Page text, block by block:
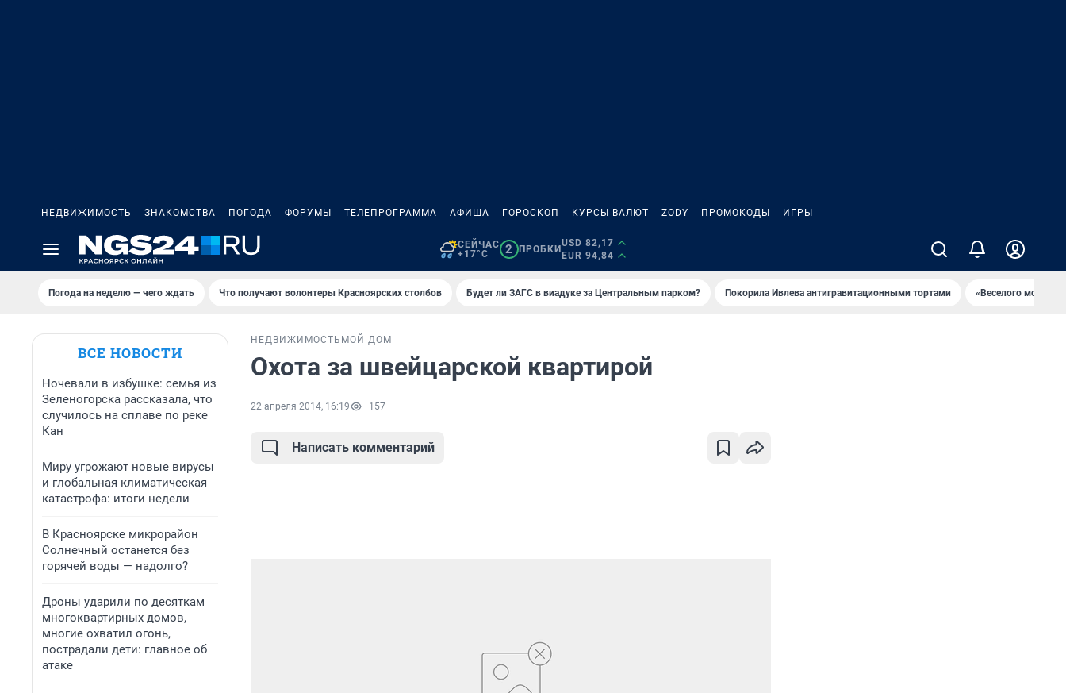
НЕДВИЖИМОСТЬ ЗНАКОМСТВА ПОГОДА ФОРУМЫ ТЕЛЕПРОГРАММА АФИША ГОРОСКОП КУРСЫ ВАЛЮТ ZODY ПРОМОКОДЫ ИГРЫ
СЕЙЧАС
+17°C
2 ПРОБКИ
USD 82,17
EUR 94,84
Погода на неделю — чего ждать Что получают волонтеры Красноярских столбов Будет ли ЗАГС в виадуке за Центральным парком? Покорила Ивлева антигравитационными тортами «Веселого
ВСЕ НОВОСТИ
Ночевали в избушке: семья из
Зеленогорска рассказала, что
случилось на сплаве по реке
Кан
Миру угрожают новые вирусы
и глобальная климатическая
катастрофа: итоги недели
В Красноярске микрорайон
Солнечный останется без
горячей воды — надолго?
Дроны ударили по десяткам
многоквартирных домов,
многие охватил огонь,
пострадали дети: главное об
атаке
НЕДВИЖИМОСТЬ МОЙ ДОМ
Охота за швейцарской квартирой
22 апреля 2014, 16:19 157
Написать комментарий